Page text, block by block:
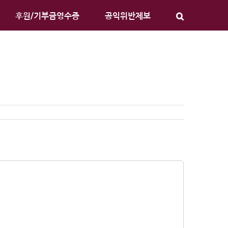
후원/기부금영수증 공익위반제보